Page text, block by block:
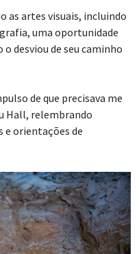
as artes visuais, incluindo
uma oportunidade
desviou de seu caminho
de que precisava me
Hall, relembrando
e orientações de